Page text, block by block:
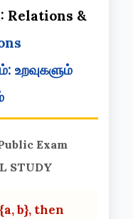
Relations &
உறவுகளும்
Exam
STUDY
b}, then